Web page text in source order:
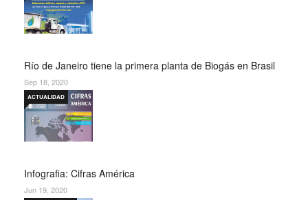
Río de Janeiro tiene la primera planta de Biogás en Brasil
Sep 18, 2020
Infografia: Cifras América
ACTUALIDAD
Jun 19, 2020